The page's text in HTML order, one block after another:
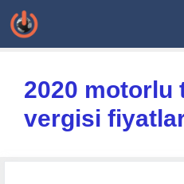
İçeriğe
atla
2020 motorlu
vergisi